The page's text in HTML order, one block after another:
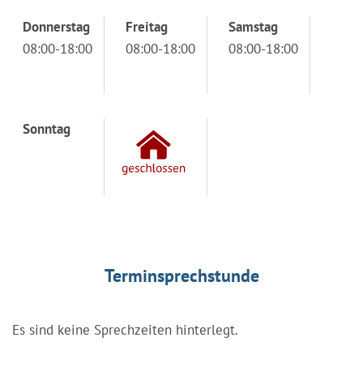
Donnerstag
08:00-18:00
Freitag
08:00-18:00
Samstag
08:00-18:00
Sonntag
Terminsprechstunde
Es sind keine Sprechzeiten hinterlegt.